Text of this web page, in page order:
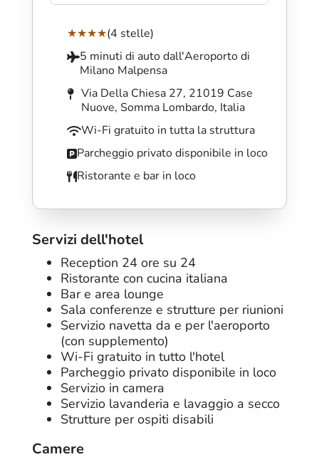
★★★★(4 stelle)
5 minuti di auto dall'Aeroporto di
Milano Malpensa
Via Della Chiesa 27, 21019 Case
Nuove, Somma Lombardo, Italia
Wi-Fi gratuito in tutta la struttura
Parcheggio privato disponibile in loco
Ristorante e bar in loco
Servizi dell'hotel
Reception 24 ore su 24
Ristorante con cucina italiana
Bar e area lounge
Sala conferenze e strutture per riunioni
Servizio navetta da e per l'aeroporto
(con supplemento)
Wi-Fi gratuito in tutto l'hotel
Parcheggio privato disponibile in loco
Servizio in camera
Servizio lavanderia e lavaggio a secco
Strutture per ospiti disabili
Camere